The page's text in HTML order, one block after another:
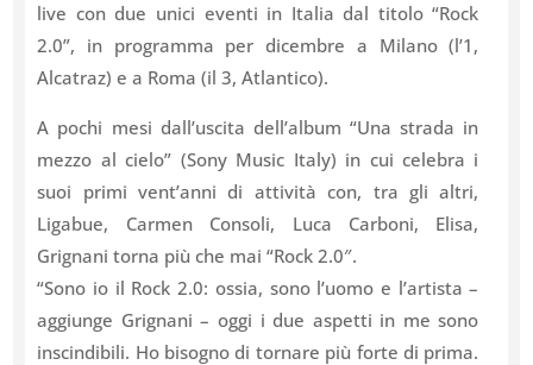
live con due unici eventi in Italia dal titolo “Rock
2.0”, in programma per dicembre a Milano (l’1,
Alcatraz) e a Roma (il 3, Atlantico).
A pochi mesi dall’uscita dell’album “Una strada in
mezzo al cielo” (Sony Music Italy) in cui celebra i
suoi primi vent’anni di attività con, tra gli altri,
Ligabue, Carmen Consoli, Luca Carboni, Elisa,
Grignani torna più che mai “Rock 2.0″.
“Sono io il Rock 2.0: ossia, sono l’uomo e l’artista –
aggiunge Grignani – oggi i due aspetti in me sono
inscindibili. Ho bisogno di tornare più forte di prima.